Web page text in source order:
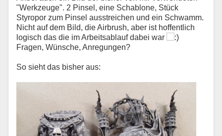
"Werkzeuge". 2 Pinsel, eine Schablone, Stück
Styropor zum Pinsel ausstreichen und ein Schwamm.
Nicht auf dem Bild, die Airbrush, aber ist hoffentlich
logisch das die im Arbeitsablauf dabei war
Fragen, Wünsche, Anregungen?
So sieht das bisher aus: